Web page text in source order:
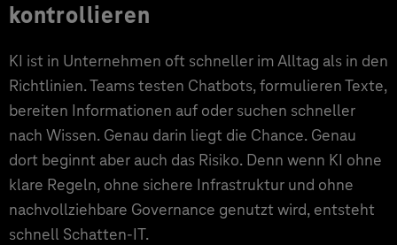
kontrollieren
KI ist in Unternehmen oft schneller im Alltag als in den
Richtlinien. Teams testen Chatbots, formulieren Texte,
bereiten Informationen auf oder suchen schneller
nach Wissen. Genau darin liegt die Chance. Genau
dort beginnt aber auch das Risiko. Denn wenn KI ohne
klare Regeln, ohne sichere Infrastruktur und ohne
nachvollziehbare Governance genutzt wird, entsteht
schnell Schatten-IT.